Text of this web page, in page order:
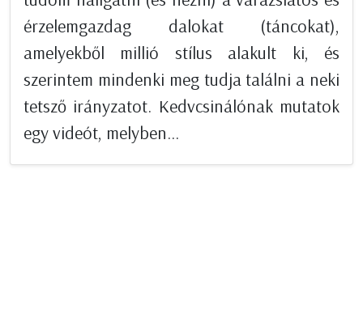
érzelemgazdag dalokat (táncokat),
amelyekből millió stílus alakult ki, és
szerintem mindenki meg tudja találni a neki
tetsző irányzatot. Kedvcsinálónak mutatok
egy videót, melyben...